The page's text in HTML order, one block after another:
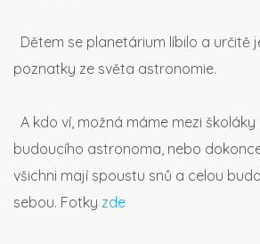
Dětem se planetárium líbilo a určitě
poznatky ze světa astronomie.
A kdo ví, možná máme mezi školáky
budoucího astronoma, nebo
všichni mají spoustu snů a celou
sebou. Fotky zde